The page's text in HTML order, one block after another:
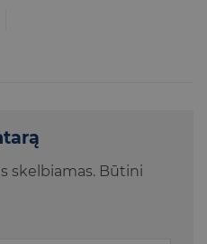
skelbiamas. Būtini